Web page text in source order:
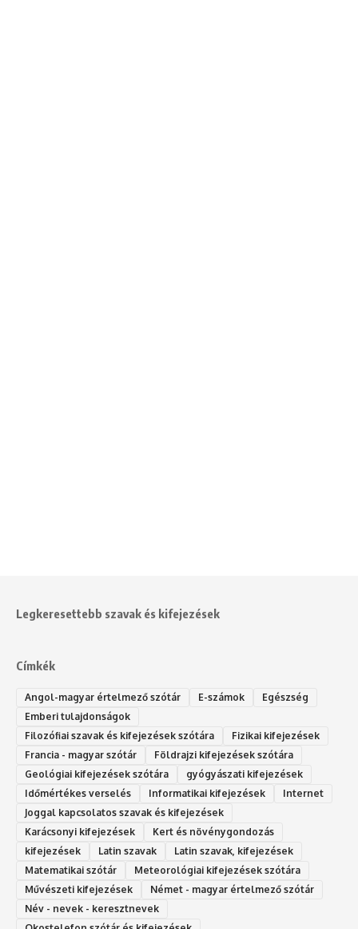
Legkeresettebb szavak és kifejezések
Címkék
Angol-magyar értelmező szótár E-számok
Egészség
Emberi tulajdonságok
Filozófiai szavak és kifejezések szótára
Fizikai kifejezések
Francia - magyar szótár
Földrajzi kifejezések szótára
Geológiai kifejezések szótára
gyógyászati kifejezések
Időmértékes verselés
Informatikai kifejezések
Internet
Joggal kapcsolatos szavak és kifejezések
Karácsonyi kifejezések
Kert és növénygondozás
kifejezések
Latin szavak
Latin szavak, kifejezések
Matematikai szótár
Meteorológiai kifejezések szótára
Művészeti kifejezések
Német - magyar értelmező szótár
Név - nevek - keresztnevek